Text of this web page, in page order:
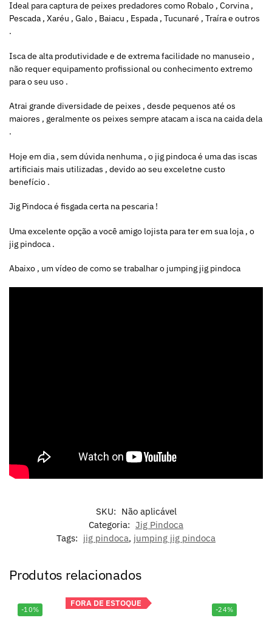
Ideal para captura de peixes predadores como Robalo , Corvina ,
Pescada , Xaréu , Galo , Baiacu , Espada , Tucunaré , Traíra e outros
.
Isca de alta produtividade e de extrema facilidade no manuseio ,
não requer equipamento profissional ou conhecimento extremo
para o seu uso .
Atrai grande diversidade de peixes , desde pequenos até os
maiores , geralmente os peixes sempre atacam a isca na caida dela
.
Hoje em dia , sem dúvida nenhuma , o jig pindoca é uma das iscas
artificiais mais utilizadas , devido ao seu exceletne custo
benefício .
Jig Pindoca é fisgada certa na pescaria !
Uma excelente opção a você amigo lojista para ter em sua loja , o
jig pindoca .
Abaixo , um vídeo de como se trabalhar o jumping jig pindoca
SKU: Não aplicável
Categoria: Jig Pindoca
Tags: jig pindoca, jumping jig pindoca
Produtos relacionados
FORA DE ESTOQUE
-10%
FORA DE ESTOQUE
-24%